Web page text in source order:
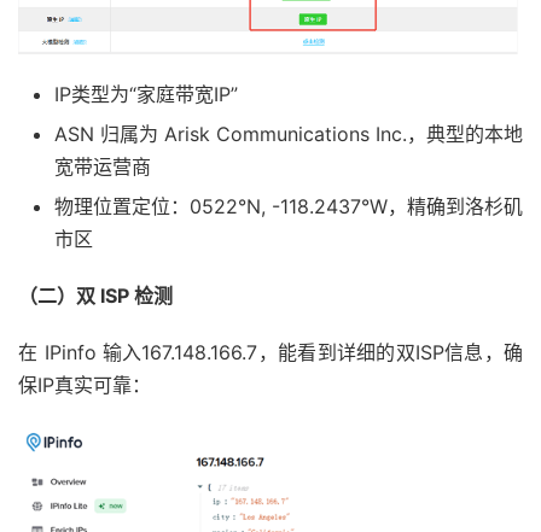
IP类型为“家庭带宽IP”
ASN 归属为 Arisk Communications Inc.，典型的本地
宽带运营商
物理位置定位：0522°N, -118.2437°W，精确到洛杉矶
市区
（二）双 ISP 检测
在 IPinfo 输入167.148.166.7，能看到详细的双ISP信息，确
保IP真实可靠：